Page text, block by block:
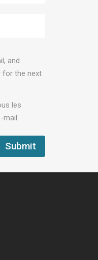
and
for the next
les
mail.